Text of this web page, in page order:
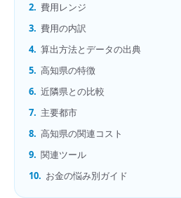
2. 費用レンジ
3. 費用の内訳
4. 算出方法とデータの出典
5. 高知県の特徴
6. 近隣県との比較
7. 主要都市
8. 高知県の関連コスト
9. 関連ツール
10. お金の悩み別ガイド